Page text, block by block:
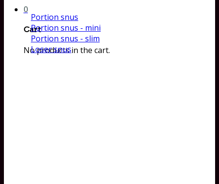
0
Cart
No products in the cart.
Portion snus
Portion snus - mini
Portion snus - slim
Loser snus